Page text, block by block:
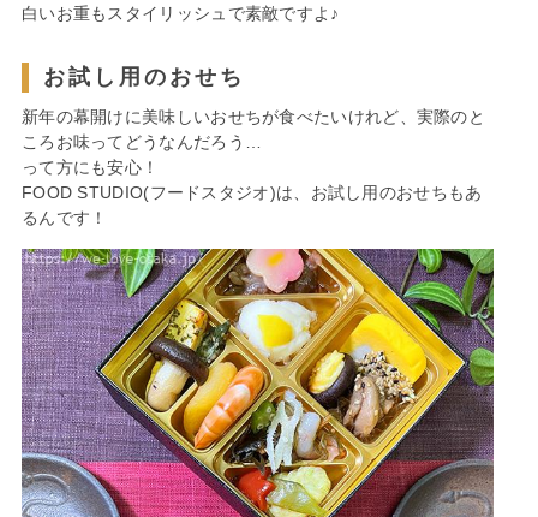
白いお重もスタイリッシュで素敵ですよ♪
お試し用のおせち
新年の幕開けに美味しいおせちが食べたいけれど、実際のと
ころお味ってどうなんだろう…
って方にも安心！
FOOD STUDIO(フードスタジオ)は、お試し用のおせちもあ
るんです！